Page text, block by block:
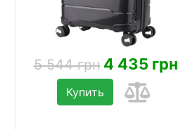
5 544 грн 4 435 грн
Купить